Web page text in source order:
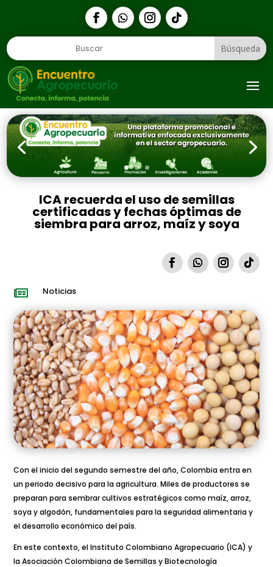
ICA recuerda el uso de semillas
certificadas y fechas óptimas de
siembra para arroz, maíz y soya
 Noticias
Con el inicio del segundo semestre del año, Colombia entra en
un periodo decisivo para la agricultura. Miles de productores se
preparan para sembrar cultivos estratégicos como maíz, arroz,
soya y algodón, fundamentales para la seguridad alimentaria y
el desarrollo económico del país.
En este contexto, el Instituto Colombiano Agropecuario (ICA) y
la Asociación Colombiana de Semillas y Biotecnología